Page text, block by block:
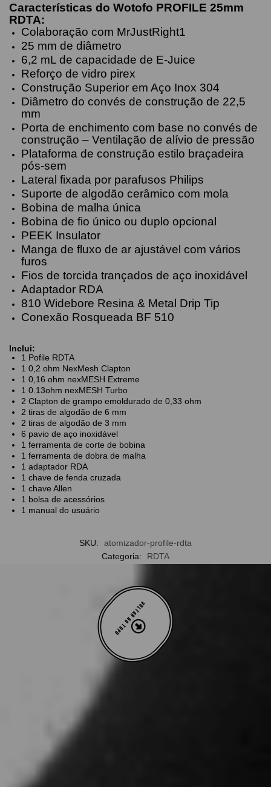
Características do Wotofo PROFILE 25mm
RDTA:
Colaboração com MrJustRight1
25 mm de diâmetro
6,2 mL de capacidade de E-Juice
Reforço de vidro pirex
Construção Superior em Aço Inox 304
Diâmetro do convés de construção de 22,5
mm
Porta de enchimento com base no convés de
construção – Ventilação de alívio de pressão
Plataforma de construção estilo braçadeira
pós-sem
Lateral fixada por parafusos Philips
Suporte de algodão cerâmico com mola
Bobina de malha única
Bobina de fio único ou duplo opcional
PEEK Insulator
Manga de fluxo de ar ajustável com vários
furos
Fios de torcida trançados de aço inoxidável
Adaptador RDA
810 Widebore Resina & Metal Drip Tip
Conexão Rosqueada BF 510
Inclui:
1 Pofile RDTA
1 0,2 ohm NexMesh Clapton
1 0,16 ohm nexMESH Extreme
1 0.13ohm nexMESH Turbo
2 Clapton de grampo emoldurado de 0,33 ohm
2 tiras de algodão de 6 mm
2 tiras de algodão de 3 mm
6 pavio de aço inoxidável
1 ferramenta de corte de bobina
1 ferramenta de dobra de malha
1 adaptador RDA
1 chave de fenda cruzada
1 chave Allen
1 bolsa de acessórios
1 manual do usuário
SKU:
atomizador-profile-rdta
Categoria:
RDTA
VOLTAR AO TOPO